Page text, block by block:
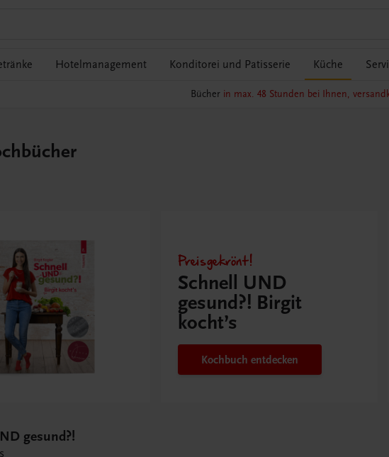
Hotelmanagement Konditorei und Patisserie Küche
Bücher in max. 48 Stunden bei Ihnen,
gesund?!
Preisgekrönt!
Schnell UND
gesund?! Birgit
kocht’s
Kochbuch entdecken